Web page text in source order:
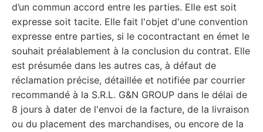
d’un commun accord entre les parties. Elle est soit
expresse soit tacite. Elle fait l'objet d'une convention
expresse entre parties, si le cocontractant en émet le
souhait préalablement à la conclusion du contrat. Elle
est présumée dans les autres cas, à défaut de
réclamation précise, détaillée et notifiée par courrier
recommandé à la S.R.L. G&N GROUP dans le délai de
8 jours à dater de l'envoi de la facture, de la livraison
ou du placement des marchandises, ou encore de la